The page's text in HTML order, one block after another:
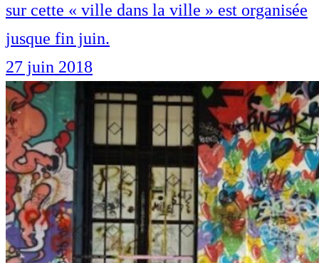
sur cette « ville dans la ville » est organisée
jusque fin juin.
27 juin 2018